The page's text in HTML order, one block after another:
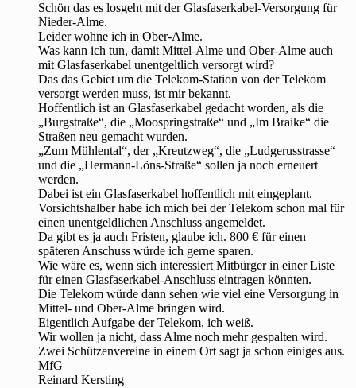
Schön das es losgeht mit der Glasfaserkabel-Versorgung für
Nieder-Alme.
Leider wohne ich in Ober-Alme.
Was kann ich tun, damit Mittel-Alme und Ober-Alme auch
mit Glasfaserkabel unentgeltlich versorgt wird?
Das das Gebiet um die Telekom-Station von der Telekom
versorgt werden muss, ist mir bekannt.
Hoffentlich ist an Glasfaserkabel gedacht worden, als die
„Burgstraße“, die „Moospringstraße“ und „Im Braike“ die
Straßen neu gemacht wurden.
„Zum Mühlental“, der „Kreutzweg“, die „Ludgerusstrasse“
und die „Hermann-Löns-Straße“ sollen ja noch erneuert
werden.
Dabei ist ein Glasfaserkabel hoffentlich mit eingeplant.
Vorsichtshalber habe ich mich bei der Telekom schon mal für
einen unentgeldlichen Anschluss angemeldet.
Da gibt es ja auch Fristen, glaube ich. 800 € für einen
späteren Anschuss würde ich gerne sparen.
Wie wäre es, wenn sich interessiert Mitbürger in einer Liste
für einen Glasfaserkabel-Anschluss eintragen könnten.
Die Telekom würde dann sehen wie viel eine Versorgung in
Mittel- und Ober-Alme bringen wird.
Eigentlich Aufgabe der Telekom, ich weiß.
Wir wollen ja nicht, dass Alme noch mehr gespalten wird.
Zwei Schützenvereine in einem Ort sagt ja schon einiges aus.
MfG
Reinard Kersting